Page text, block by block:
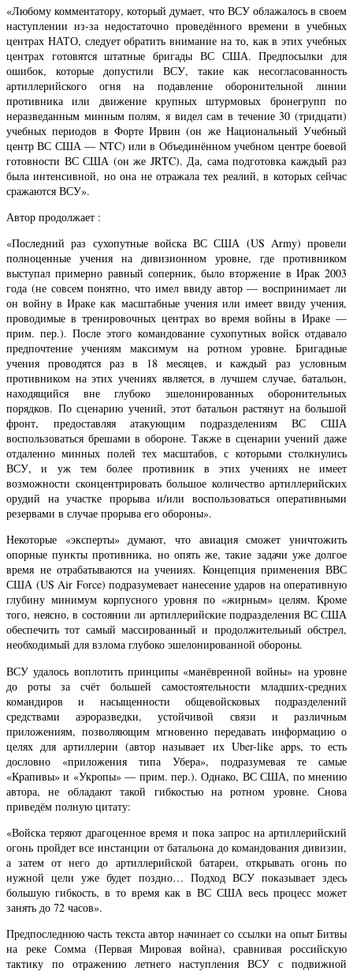
«Любому комментатору, который думает, что ВСУ облажалось в своем
наступлении из-за недостаточно проведённого времени в учебных
центрах НАТО, следует обратить внимание на то, как в этих учебных
центрах готовятся штатные бригады ВС США. Предпосылки для
ошибок, которые допустили ВСУ, такие как несогласованность
артиллерийского огня на подавление оборонительной линии
противника или движение крупных штурмовых бронегрупп по
неразведанным минным полям, я видел сам в течение 30 (тридцати)
учебных периодов в Форте Ирвин (он же Национальный Учебный
центр ВС США — NTC) или в Объединённом учебном центре боевой
готовности ВС США (он же JRTC). Да, сама подготовка каждый раз
была интенсивной, но она не отражала тех реалий, в которых сейчас
сражаются ВСУ».
Автор продолжает :
«Последний раз сухопутные войска ВС США (US Army) провели
полноценные учения на дивизионном уровне, где противником
выступал примерно равный соперник, было вторжение в Ирак 2003
года (не совсем понятно, что имел ввиду автор — воспринимает ли
он войну в Ираке как масштабные учения или имеет ввиду учения,
проводимые в тренировочных центрах во время войны в Ираке —
прим. пер.). После этого командование сухопутных войск отдавало
предпочтение учениям максимум на ротном уровне. Бригадные
учения проводятся раз в 18 месяцев, и каждый раз условным
противником на этих учениях является, в лучшем случае, батальон,
находящийся вне глубоко эшелонированных оборонительных
порядков. По сценарию учений, этот батальон растянут на большой
фронт, предоставляя атакующим подразделениям ВС США
воспользоваться брешами в обороне. Также в сценарии учений даже
отдаленно минных полей тех масштабов, с которыми столкнулись
ВСУ, и уж тем более противник в этих учениях не имеет
возможности сконцентрировать большое количество артиллерийских
орудий на участке прорыва и/или воспользоваться оперативными
резервами в случае прорыва его обороны».
Некоторые «эксперты» думают, что авиация сможет уничтожить
опорные пункты противника, но опять же, такие задачи уже долгое
время не отрабатываются на учениях. Концепция применения ВВС
США (US Air Force) подразумевает нанесение ударов на оперативную
глубину минимум корпусного уровня по «жирным» целям. Кроме
того, неясно, в состоянии ли артиллерийские подразделения ВС США
обеспечить тот самый массированный и продолжительный обстрел,
необходимый для взлома глубоко эшелонированной обороны.
ВСУ удалось воплотить принципы «манёвренной войны» на уровне
до роты за счёт большей самостоятельности младших-средних
командиров и насыщенности общевойсковых подразделений
средствами аэроразведки, устойчивой связи и различным
приложениям, позволяющим мгновенно передавать информацию о
целях для артиллерии (автор называет их Uber-like apps, то есть
дословно «приложения типа Убера», подразумевая те самые
«Крапивы» и «Укропы» — прим. пер.). Однако, ВС США, по мнению
автора, не обладают такой гибкостью на ротном уровне. Снова
приведём полную цитату:
«Войска теряют драгоценное время и пока запрос на артиллерийский
огонь пройдет все инстанции от батальона до командования дивизии,
а затем от него до артиллерийской батареи, открывать огонь по
нужной цели уже будет поздно… Подход ВСУ показывает здесь
большую гибкость, в то время как в ВС США весь процесс может
занять до 72 часов».
Предпоследнюю часть текста автор начинает со ссылки на опыт Битвы
на реке Сомма (Первая Мировая война), сравнивая российскую
тактику по отражению летнего наступления ВСУ с подвижной